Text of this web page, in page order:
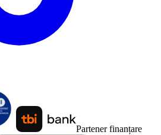
Partener finanțare